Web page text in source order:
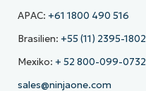
APAC: +61 1800 490 516
Brasilien: +55 (11) 2395-1802
Mexiko: + 52 800-099-0732
sales@ninjaone.com